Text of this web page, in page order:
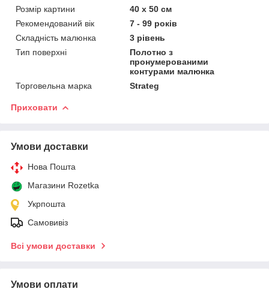
Розмір картини
40 х 50 см
Рекомендований вік
7 - 99 років
Складність малюнка
3 рівень
Тип поверхні
Полотно з
пронумерованими
контурами малюнка
Торговельна марка
Strateg
Приховати
Умови доставки
Нова Пошта
Магазини Rozetka
Укрпошта
Самовивіз
Всі умови доставки
Умови оплати